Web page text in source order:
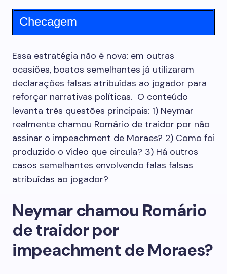
Checagem
Essa estratégia não é nova: em outras
ocasiões, boatos semelhantes já utilizaram
declarações falsas atribuídas ao jogador para
reforçar narrativas políticas. O conteúdo
levanta três questões principais: 1) Neymar
realmente chamou Romário de traidor por não
assinar o impeachment de Moraes? 2) Como foi
produzido o vídeo que circula? 3) Há outros
casos semelhantes envolvendo falas falsas
atribuídas ao jogador?
Neymar chamou Romário
de traidor por
impeachment de Moraes?